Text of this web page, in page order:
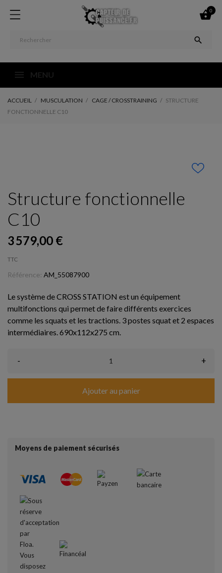

0

MENU
ACCUEIL MUSCULATION CAGE / CROSSTRAINING
STRUCTURE
FONCTIONNELLE C10
Structure fonctionnelle
C10
3 579,00 €
TTC
Référence: AM_55087900
Le système de CROSS STATION est un équipement
multifonctions qui permet de faire différents exercices
comme les squats et les tractions. 3 postes squat et 2 espaces
intermédiaires. 690x112x275 cm.
- +
Ajouter au panier
Moyens de paiement sécurisés